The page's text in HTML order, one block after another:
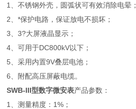
1、不锈钢外壳，圆弧状可有效消除电晕；
2、*保护电路，保证放电不损坏；
3、3?大屏液晶显示；
4、可用于DC800kV以下；
5、采用内置9V叠层电池；
6、附配高压屏蔽电缆。
SWB-III型数字微安表产品参数：
1、测量精度：1%；